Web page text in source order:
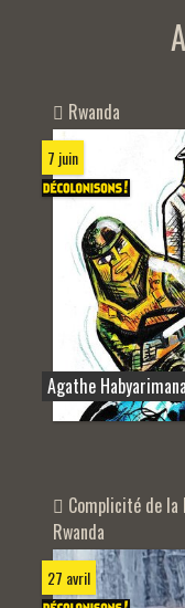
Rwanda
7 juin
Agathe
Complicité de la
Rwanda
27 avril